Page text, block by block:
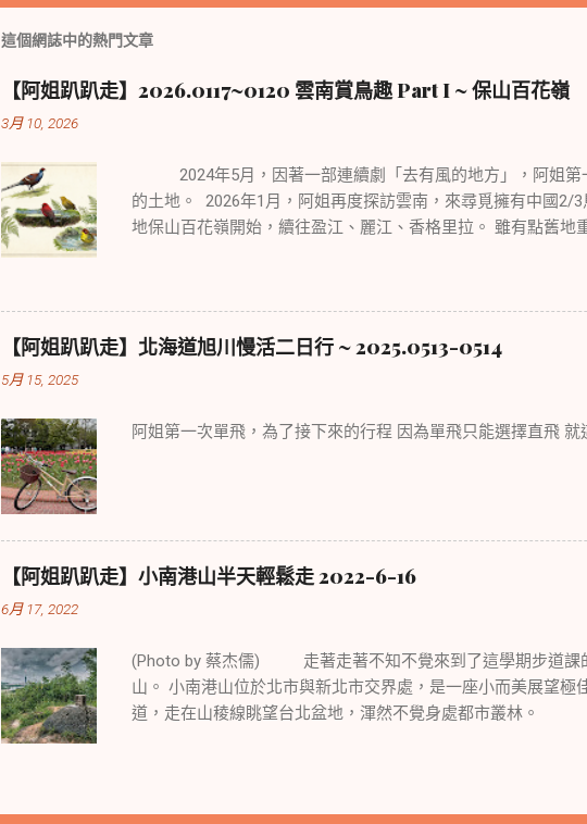
這個網誌中的熱門文章
【阿姐趴趴走】2026.0117~0120 雲南賞鳥趣 Part I ~ 保山百花嶺
3月 10, 2026
2024年5月，因著一部連續劇「去有風的地方」，阿姐第
的土地。 2026年1月，阿姐再度探訪雲南，來尋覓擁有中國2/
地保山百花嶺開始，續往盈江、麗江、香格里拉。 雖有點舊地
【阿姐趴趴走】北海道旭川慢活二日行 ~ 2025.0513-0514
5月 15, 2025
阿姐第一次單飛，為了接下來的行程 因為單飛只能選擇直飛
【阿姐趴趴走】小南港山半天輕鬆走 2022-6-16
6月 17, 2022
(Photo by 蔡杰儒) 走著走著不知不覺來到了這學期步道課
山。 小南港山位於北市與新北市交界處，是一座小而美展望極
道，走在山稜線眺望台北盆地，渾然不覺身處都市叢林。